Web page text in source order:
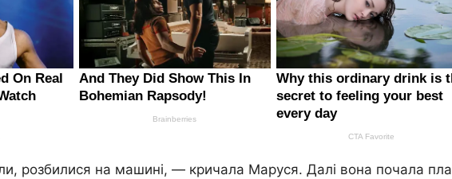
розбилися на машині, — кричала Маруся. Далі вона почала пла